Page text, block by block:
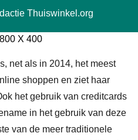
Thuiswinkel.org
net als in 2014, het meest
shoppen en ziet haar
het gebruik van creditcards
in het gebruik van deze
van de meer traditionele